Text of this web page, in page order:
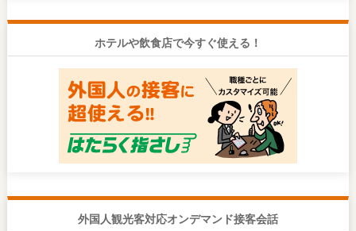
ホテルや飲食店で今すぐ使える！
外国人観光客対応オンデマンド接客会話